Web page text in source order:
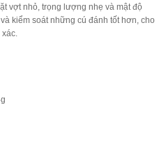
vợt nhỏ, trọng lượng nhẹ và mật độ
kiểm soát những cú đánh tốt hơn, cho
xác.